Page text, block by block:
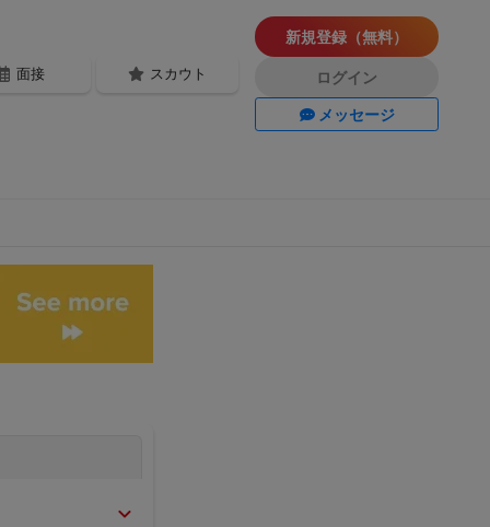
面接 スカウト
新規登録（無料）
ログイン
メッセージ